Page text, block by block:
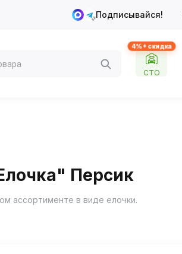
Подписывайся!
4%+ скидка
СТО
Персик
ассортименте в виде елочки.